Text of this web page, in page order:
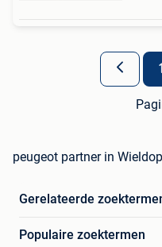
1
peugeot partner in
Gerelateerde
Populaire zoektermen